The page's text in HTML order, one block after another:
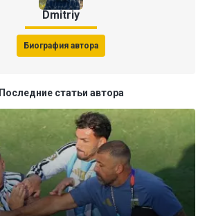
Dmitriy
Биография автора
Последние статьи автора